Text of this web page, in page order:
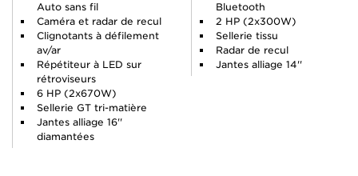
Auto sans fil
Caméra et radar de recul
Clignotants à défilement
av/ar
Répétiteur à LED sur
rétroviseurs
6 HP (2x670W)
Sellerie GT tri-matière
Jantes alliage 16''
diamantées
Bluetooth
2 HP (2x300W)
Sellerie tissu
Radar de recul
Jantes alliage 14''